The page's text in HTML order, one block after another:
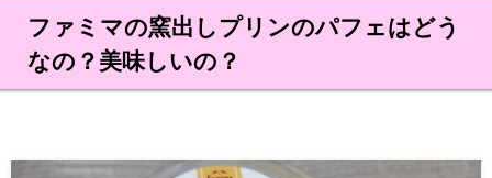
ファミマの窯出しプリンのパフェはどう
なの？美味しいの？